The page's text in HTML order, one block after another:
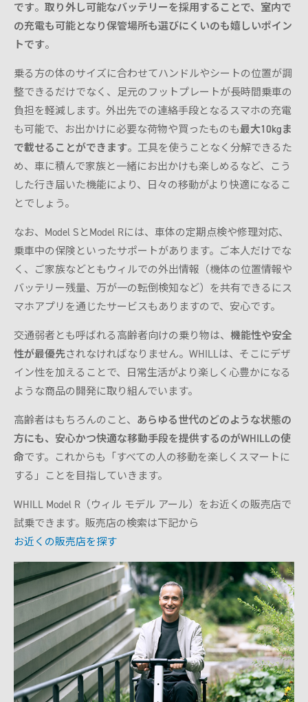
です。 取り外し可能なバッテリーを採用することで、室内で
の充電も可能となり保管場所も選びにくいのも嬉しいポイン
トです。
乗る方の体のサイズに合わせてハンドルやシートの位置が調
整できるだけでなく、足元のフットプレートが長時間乗車の
負担を軽減します。外出先での連絡手段となるスマホの充電
も可能で、お出かけに必要な荷物や買ったものも最大10kgま
で載せることができます。工具を使うことなく分解できるた
め、車に積んで家族と一緒にお出かけも楽しめるなど、こう
した行き届いた機能により、日々の移動がより快適になるこ
とでしょう。
なお、Model SとModel Rには、車体の定期点検や修理対応、
乗車中の保険といったサポートがあります。ご本人だけでな
く、ご家族などともウィルでの外出情報（機体の位置情報や
バッテリー残量、万が一の転倒検知など）を共有できるにス
マホアプリを通じたサービスもありますので、安心です。
交通弱者とも呼ばれる高齢者向けの乗り物は、 機能性や安全
性が最優先されなければなりません。WHILLは、そこにデザ
イン性を加えることで、日常生活がより楽しく心豊かになる
ような商品の開発に取り組んでいます。
高齢者はもちろんのこと、 あらゆる世代のどのような状態の
方にも、安心かつ快適な移動手段を提供するのがWHILLの使
命です。これからも「すべての人の移動を楽しくスマートに
する」ことを目指していきます。
WHILL Model R（ウィル モデル アール）をお近くの販売店で
試乗できます。販売店の検索は下記から
お近くの販売店を探す